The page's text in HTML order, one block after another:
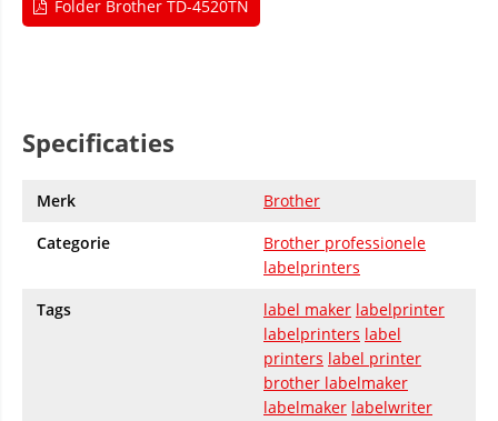
Folder Brother TD-4520TN
Specificaties
Merk
Brother
Categorie
Brother professionele
labelprinters
Tags
label maker labelprinter
labelprinters label
printers label printer
brother labelmaker
labelmaker labelwriter